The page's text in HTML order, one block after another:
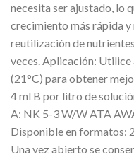
necesita ser ajustado, lo
crecimiento más rápida
reutilización de
veces. Aplicación:
(21°C) para obtener
4 ml B por litro de
A: NK 5-3 W/W ATA
Disponible en formatos:
Una vez abierto se